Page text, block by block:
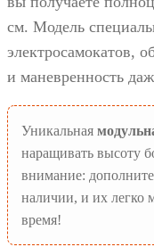
см. Модель
электросамокатов,
и маневренность
Уникальная
наращивать высоту
внимание:
наличии, и их легко
время!